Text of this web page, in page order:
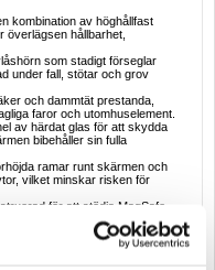
kombination av höghållfast
överlägsen hållbarhet,
som stadigt förseglar
under fall, stötar och grov
och dammtät prestanda,
faror och utomhuselement.
av härdat glas för att skydda
bibehåller sin fulla
ramar runt skärmen och
vilket minskar risken för
för att stödja MagSafe
uppstart utan att ta bort
utseendet kombinerar